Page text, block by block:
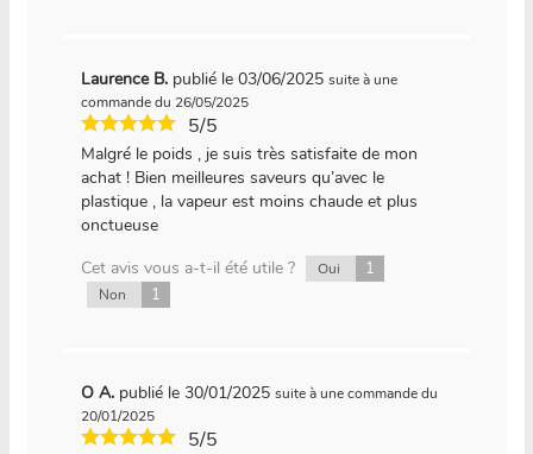
Laurence B. publié le 03/06/2025 suite à une
commande du 26/05/2025
5/5
Malgré le poids , je suis très satisfaite de mon
achat ! Bien meilleures saveurs qu’avec le
plastique , la vapeur est moins chaude et plus
onctueuse
Cet avis vous a-t-il été utile ?
Oui 1
Non 1
O A. publié le 30/01/2025 suite à une commande du
20/01/2025
5/5